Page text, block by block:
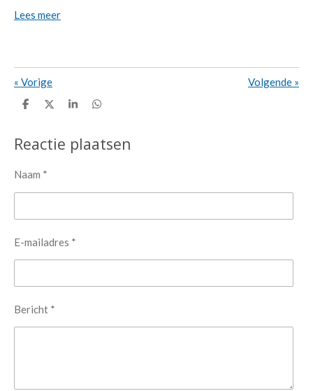
Lees meer
« Vorige Volgende »
D
e
n
D
l
S
r
e
D
e
n
Reactie plaatsen
Naam *
E-mailadres *
Bericht *